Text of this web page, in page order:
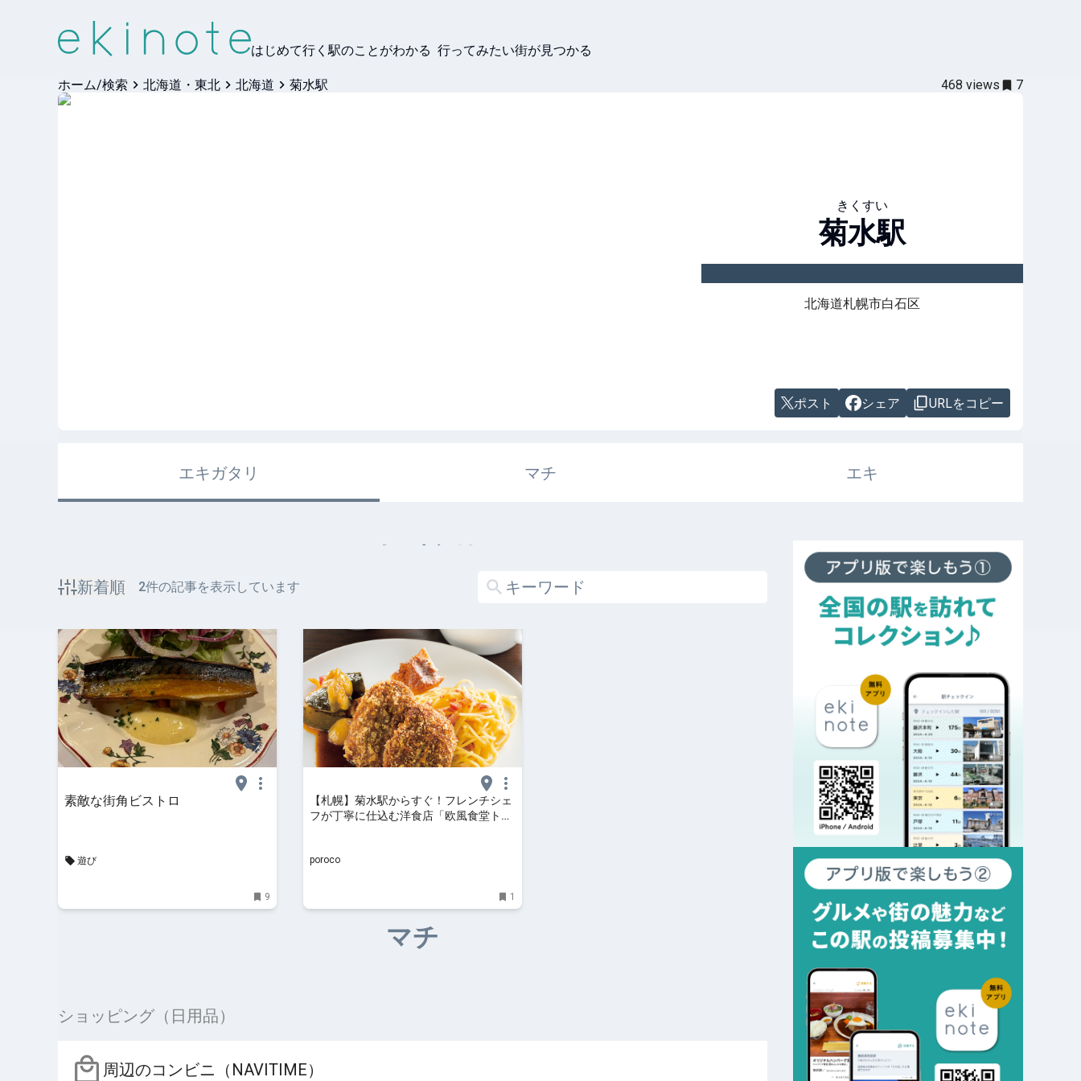
はじめて行く駅のことがわかる 行ってみたい街が見つかる
ホーム/検索 北海道・東北 北海道 菊水駅 468 views 7
きくすい
菊水駅
北海道札幌市白石区
ポスト シェア URLをコピー
エキガタリ マチ エキ
エキガタリ
新着順 2件の記事を表示しています
素敵な街角ビストロ
遊び
9
【札幌】菊水駅からすぐ！フレンチシェ
フが丁寧に仕込む洋食店「欧風食堂トー
のためのWEBサイト
poroco
1
マチ
ショッピング（日用品）
周辺のコンビニ（NAVITIME）